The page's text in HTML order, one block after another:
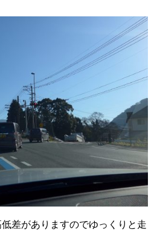
差がありますのでゆっくりと走